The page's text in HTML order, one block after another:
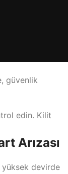
güvenlik
edin. Kilit
Arızası
yüksek devirde